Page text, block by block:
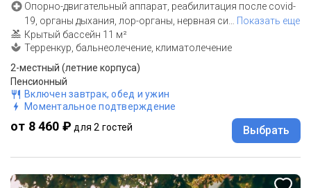
Опорно-двигательный аппарат, реабилитация после covid-
19, органы дыхания, лор-органы, нервная си… Показать еще
Крытый бассейн 11 м²
Терренкур, бальнеолечение, климатолечение
2-местный (летние корпуса)
Пенсионный
Включен завтрак, обед и ужин
Моментальное подтверждение
от 8 460 ₽ для 2 гостей Выбрать